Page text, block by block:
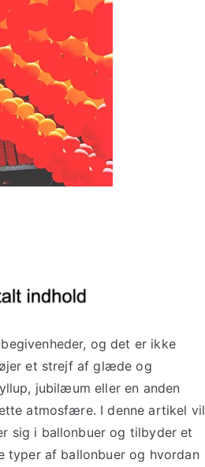
og det er ikke
et strejf af glæde og
jubilæum eller en anden
atmosfære. I denne artikel vil
sig i ballonbuer og tilbyder et
typer af ballonbuer og hvordan